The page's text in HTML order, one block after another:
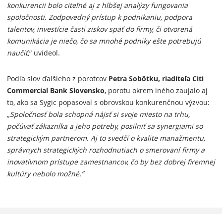
konkurencii bolo citeľné aj z hlbšej analýzy fungovania
spoločnosti. Zodpovedný prístup k podnikaniu, podpora
talentov, investície časti ziskov späť do firmy, či otvorená
komunikácia je niečo, čo sa mnohé podniky ešte potrebujú
naučiť,“ uvideol.
Podľa slov ďalšieho z porotcov Petra Sobôtku, riaditeľa Citi
Commercial Bank Slovensko, porotu okrem iného zaujalo aj
to, ako sa Sygic popasoval s obrovskou konkurenčnou výzvou:
„Spoločnosť bola schopná nájsť si svoje miesto na trhu,
počúvať zákazníka a jeho potreby, posilniť sa synergiami so
strategickým partnerom. Aj to svedčí o kvalite manažmentu,
správnych strategických rozhodnutiach o smerovaní firmy a
inovatívnom prístupe zamestnancov, čo by bez dobrej firemnej
kultúry nebolo možné.”